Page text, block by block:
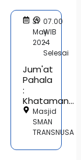
31
May
2024
07.00
WIB
-
Selesai
Jum'at
Pahala
:
Khataman...
Masjid
SMAN
TRANSNUSA